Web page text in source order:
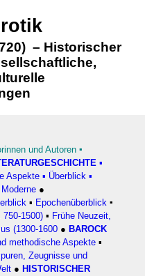
– Historischer
und Autoren ▪
▪
Aspekte ▪ Überblick ▪
●
▪ Epochenüberblick ▪
1500) ▪ Frühe Neuzeit,
(1300-1600 ● BAROCK
methodische Aspekte ▪
Zeugnisse und
● HISTORISCHER